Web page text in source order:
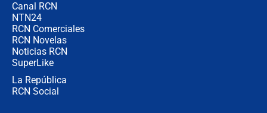
Canal RCN
NTN24
RCN Comerciales
RCN Novelas
Noticias RCN
SuperLike
La República
RCN Social